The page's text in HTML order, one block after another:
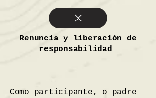
Renuncia y liberación de
responsabilidad
Como participante, o padre